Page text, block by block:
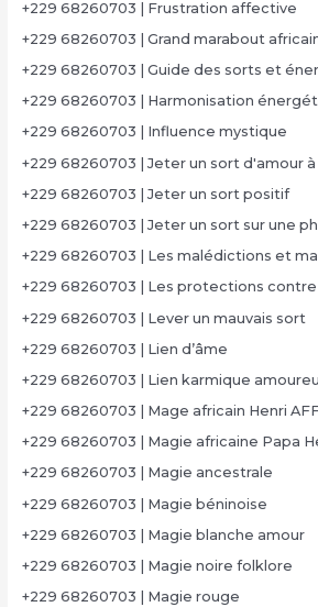
+229 68260703 | Frustration affective
+229 68260703 | Grand marabout
+229 68260703 | Guide des sorts et
+229 68260703 | Harmonisation
+229 68260703 | Influence mystique
+229 68260703 | Jeter un sort d'amour
+229 68260703 | Jeter un sort positif
+229 68260703 | Jeter un sort sur une
+229 68260703 | Les malédictions et
+229 68260703 | Les protections
+229 68260703 | Lever un mauvais sort
+229 68260703 | Lien d’âme
+229 68260703 | Lien karmique
+229 68260703 | Mage africain Henri
+229 68260703 | Magie africaine Papa
+229 68260703 | Magie ancestrale
+229 68260703 | Magie béninoise
+229 68260703 | Magie blanche amour
+229 68260703 | Magie noire folklore
+229 68260703 | Magie rouge